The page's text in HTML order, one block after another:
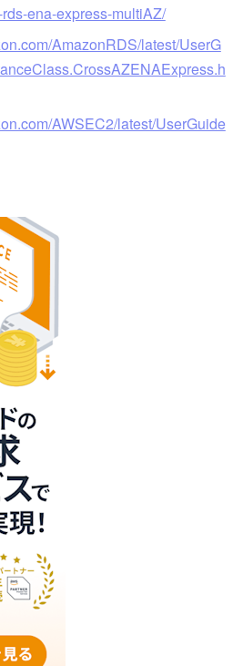
ena-express-multiAZ/
AmazonRDS/latest/UserG
AWSEC2/latest/UserGuide